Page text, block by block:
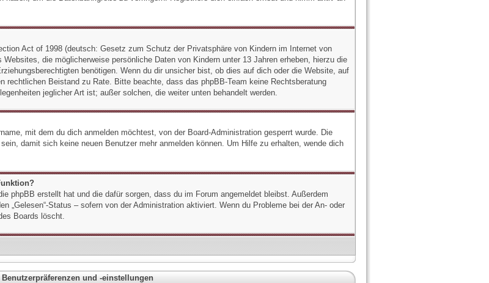
Act of 1998 (deutsch: Gesetz zum Schutz der Privatsphäre von Kindern im Internet von
die möglicherweise persönliche Daten von Kindern unter 13 Jahren erheben, hierzu die
benötigen. Wenn du dir unsicher bist, ob dies auf dich oder die Website, auf
rechtlichen Beistand zu Rate. Bitte beachte, dass das phpBB-Team keine Rechtsberatung
jeglicher Art ist; außer solchen, die weiter unten behandelt werden.
mit dem du dich anmelden möchtest, von der Board-Administration gesperrt wurde. Die
damit sich keine neuen Benutzer mehr anmelden können. Um Hilfe zu erhalten, wende dich
phpBB erstellt hat und die dafür sorgen, dass du im Forum angemeldet bleibst. Außerdem
„Gelesen“-Status – sofern von der Administration aktiviert. Wenn du Probleme bei der An- oder
Boards löscht.
Benutzerpräferenzen und -einstellungen